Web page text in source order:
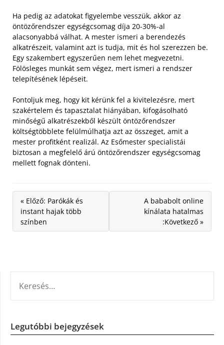
Ha pedig az adatokat figyelembe vesszük, akkor az
öntözőrendszer egységcsomag díja 20-30%-al
alacsonyabbá válhat. A mester ismeri a berendezés
alkatrészeit, valamint azt is tudja, mit és hol szerezzen be.
Egy szakembert egyszerűen nem lehet megvezetni.
Fölösleges munkát sem végez, mert ismeri a rendszer
telepítésének lépéseit.
Fontoljuk meg, hogy kit kérünk fel a kivitelezésre, mert
szakértelem és tapasztalat hiányában, kifogásolható
minőségű alkatrészekből készült öntözőrendszer
költségtöbblete felülmúlhatja azt az összeget, amit a
mester profitként realizál. Az Esőmester specialistái
biztosan a megfelelő árú öntözőrendszer egységcsomag
mellett fognak dönteni.
« Előző: Parókák és
instant hajak több
színben
A bababolt online
kínálata hatalmas
:Következő »
Legutóbbi bejegyzések